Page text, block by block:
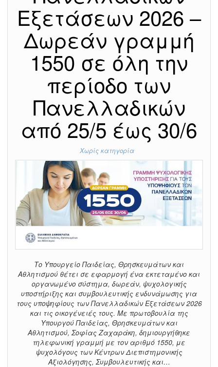
Εξετάσεων 2026 –
Δωρεάν γραμμή
1550 σε όλη την
περίοδο των
Πανελλαδικών
από 25/5 έως 30/6
Χωρίς κατηγορία
Το Υπουργείο Παιδείας, Θρησκευμάτων και
Αθλητισμού θέτει σε εφαρμογή ένα εκτεταμένο και
οργανωμένο σύστημα, δωρεάν, ψυχολογικής
υποστήριξης και συμβουλευτικής ενδυνάμωσης για
τους υποψηφίους των Πανελλαδικών Εξετάσεων 2026
και τις οικογένειές τους. Με πρωτοβουλία της
Υπουργού Παιδείας, Θρησκευμάτων και
Αθλητισμού, Σοφίας Ζαχαράκη, δημιουργήθηκε
τηλεφωνική γραμμή με τον αριθμό 1550, με
ψυχολόγους των Κέντρων Διεπιστημονικής
Αξιολόγησης, Συμβουλευτικής και…